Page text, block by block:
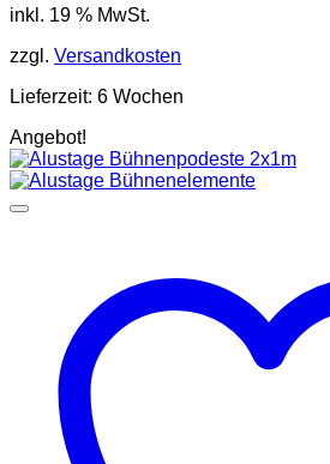
inkl. 19 % MwSt.
zzgl. Versandkosten
Lieferzeit: 6 Wochen
Angebot!